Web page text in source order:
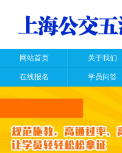
网站首页 关于我们
在线报名 学员问答